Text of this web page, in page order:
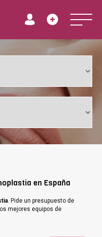
en España
. Pide un presupuesto de
mejores equipos de